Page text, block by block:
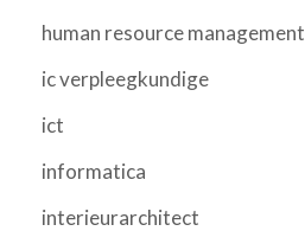
human resource management
ic verpleegkundige
ict
informatica
interieurarchitect